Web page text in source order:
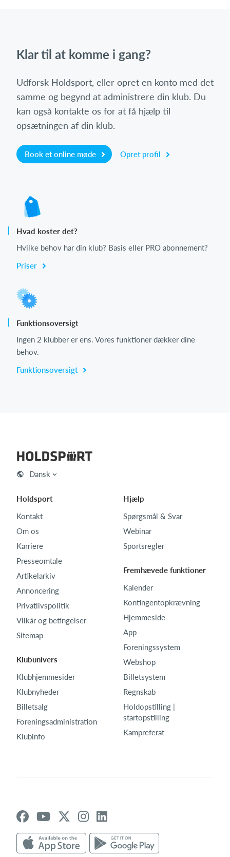
Klar til at komme i gang?
Udforsk Holdsport, eller opret en konto med det
samme og begynd at administrere din klub. Du
kan også kontakte os for at få hjælp til
opsætningen af din klub.
Book et online møde Opret profil
Hvad koster det?
Hvilke behov har din klub? Basis eller PRO abonnement?
Priser
Funktionsoversigt
Ingen 2 klubber er ens. Vores funktioner dækker dine
behov.
Funktionsoversigt
Dansk
Holdsport
Kontakt
Om os
Karriere
Presseomtale
Artikelarkiv
Annoncering
Privatlivspolitik
Vilkår og betingelser
Sitemap
Klubunivers
Klubhjemmesider
Klubnyheder
Billetsalg
Foreningsadministration
Klubinfo
Hjælp
Spørgsmål & Svar
Webinar
Sportsregler
Fremhævede funktioner
Kalender
Kontingentopkrævning
Hjemmeside
App
Foreningssystem
Webshop
Billetsystem
Regnskab
Holdopstilling |
startopstilling
Kampreferat